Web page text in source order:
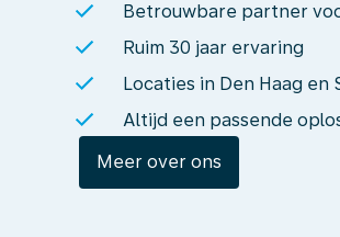
Betrouwbare partner
Ruim 30 jaar ervaring
Locaties in Den Haag en
Altijd een passende
Meer over ons